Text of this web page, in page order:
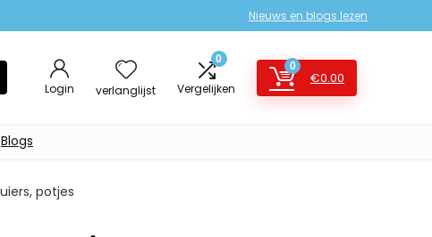
Nieuws en blogs lezen
Login verlanglijst
0
Vergelijken
0
€0.00
Blogs
potjes